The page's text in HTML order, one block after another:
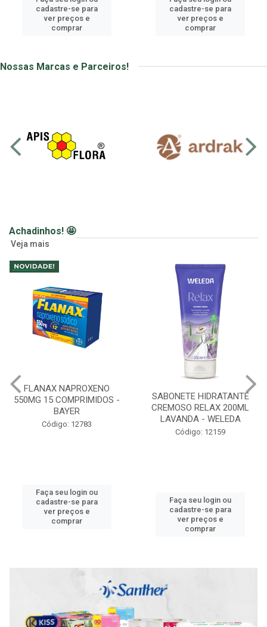
cadastre-se para
ver preços e
comprar
cadastre-se para
ver preços e
comprar
Nossas Marcas e Parceiros!
Achadinhos! 🤩
Veja mais
FLANAX NAPROXENO
550MG 15 COMPRIMIDOS -
BAYER
Código: 12783
Faça seu login ou
cadastre-se para
ver preços e
comprar
SABONETE HIDRATANTE
CREMOSO RELAX 200ML
LAVANDA - WELEDA
Código: 12159
Faça seu login ou
cadastre-se para
ver preços e
comprar